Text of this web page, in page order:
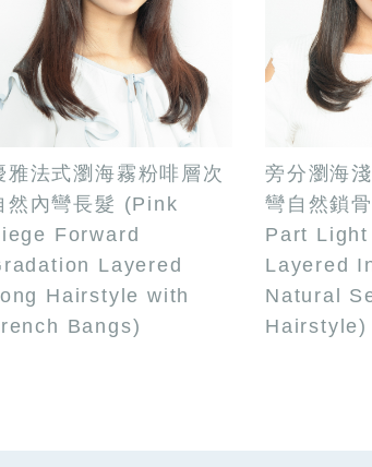
雅法式瀏海霧粉啡層次
然內彎長髮 (Pink
Forward
Layered
Hairstyle with
Bangs)
旁分瀏海
彎自然鎖
Part Light
Layered
Natural
Hairstyle)